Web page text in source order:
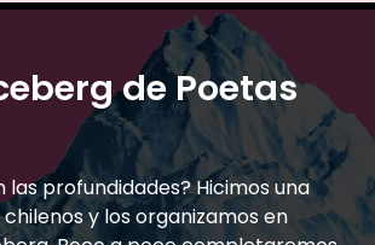
de Poetas
las profundidades? Hicimos una
y los organizamos en